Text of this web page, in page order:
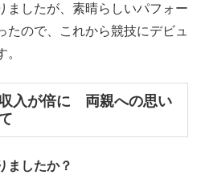
ましたが、素晴らしいパフォー
たので、これから競技にデビュ
入が倍に 両親への思い
したか？